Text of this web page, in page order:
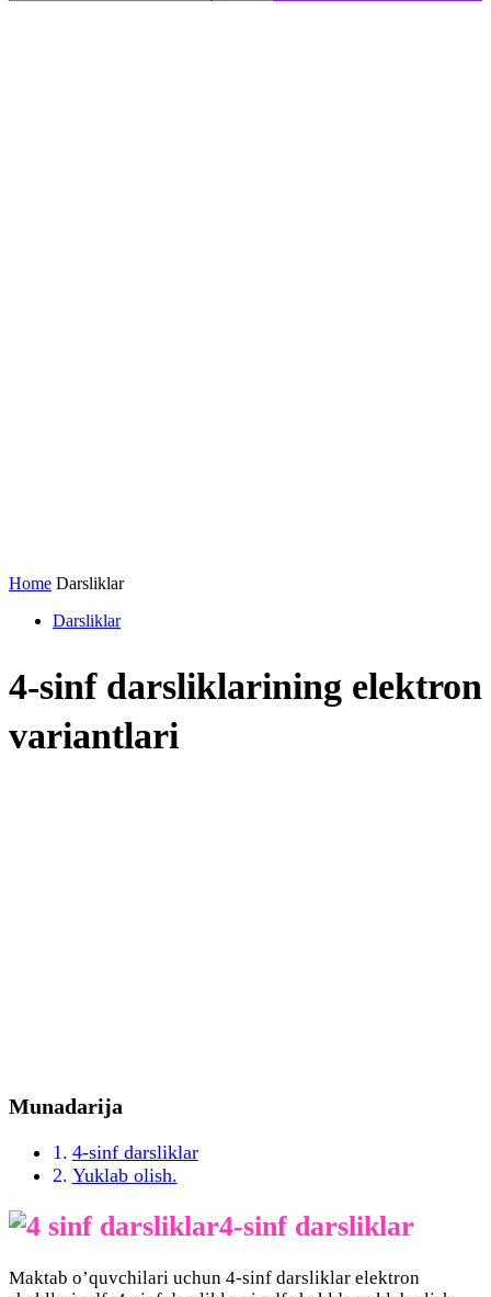
Home Darsliklar
Darsliklar
4-sinf darsliklarining elektron
variantlari
Munadarija
4-sinf darsliklar
Yuklab olish.
4-sinf darsliklar
Maktab o’quvchilari uchun 4-sinf darsliklar elektron